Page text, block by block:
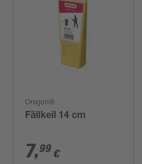
Oregon®
Fällkeil 14 cm
7,99 €